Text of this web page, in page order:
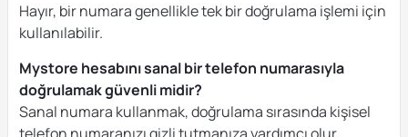
Hayır, bir numara genellikle tek bir doğrulama işlemi için
kullanılabilir.
Mystore hesabını sanal bir telefon numarasıyla
doğrulamak güvenli midir?
Sanal numara kullanmak, doğrulama sırasında kişisel